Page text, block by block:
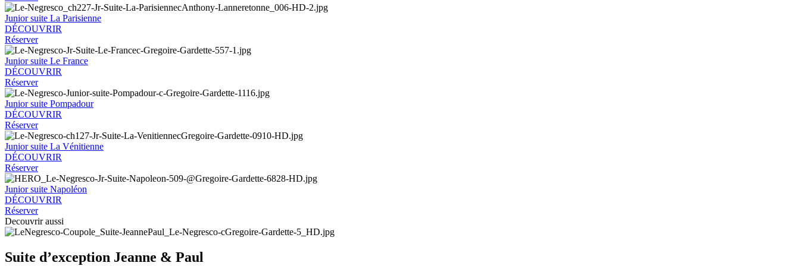
Junior suite La Parisienne
DÉCOUVRIR
Réserver
Junior suite Le France
DÉCOUVRIR
Réserver
Junior suite Pompadour
DÉCOUVRIR
Réserver
Junior suite La Vénitienne
DÉCOUVRIR
Réserver
Junior suite Napoléon
DÉCOUVRIR
Réserver
Decouvrir aussi
Suite d’exception Jeanne & Paul